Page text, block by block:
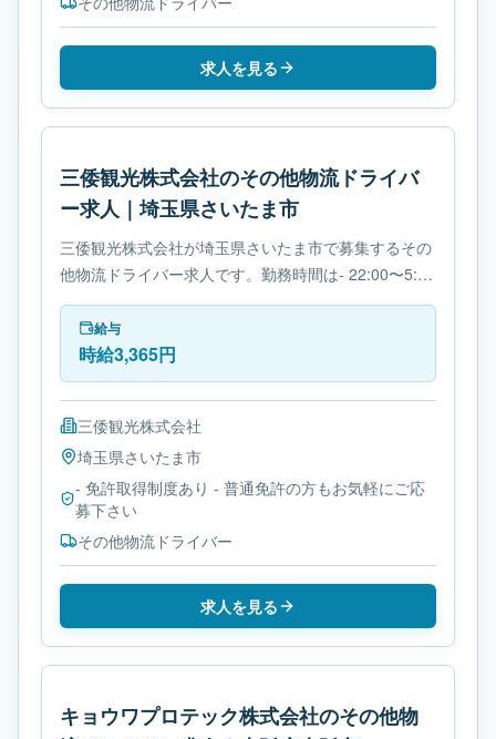
求人を見る
三倭観光株式会社のその他物流ドライバ
ー求人｜埼玉県さいたま市
三倭観光株式会社が埼玉県さいたま市で募集するその
他物流ドライバー求人です。勤務時間は- 22:00〜5:00
です。必要免許は- 免許取得制度ありです。
給与
時給3,365円
三倭観光株式会社
埼玉県さいたま市
- 免許取得制度あり - 普通免許の方もお気軽にご応
募下さい
その他物流ドライバー
求人を見る
キョウワプロテック株式会社のその他物